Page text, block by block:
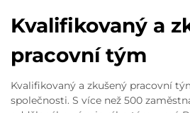
Kvalifikovaný a
pracovní tým
Kvalifikovaný a zkušený pracovní
společnosti. S více než 500